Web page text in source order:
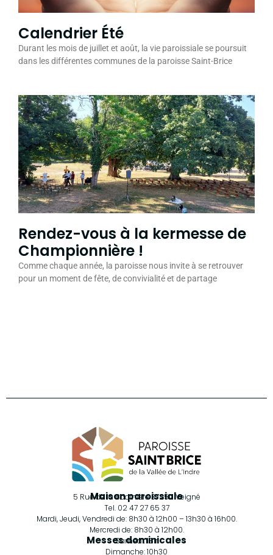
Calendrier Été
Durant les mois de juillet et août, la vie paroissiale se poursuit
dans les différentes communes de la paroisse Saint-Brice
Rendez-vous à la kermesse de
Championnière !
Comme chaque année, la paroisse nous invite à se retrouver
pour un moment de fête, de convivialité et de partage
Maison paroissiale
5 Rue de la Bodinière 37250 Veigné
Tel. 02 47 27 65 37
Mardi, Jeudi, Vendredi de: 8h30 à 12h00 – 13h30 à 16h00.
Mercredi de: 8h30 à 12h00.
Messes dominicales
Samedi: 18h
Dimanche: 10h30